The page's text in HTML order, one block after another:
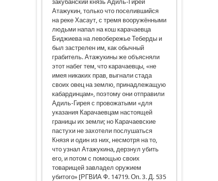
закубанский князь Адиль-Гирей
Атажукин, только что поселившийся
на реке Хасаут, с тремя вооружёнными
людьми напал на кош карачаевца
Биджиева на левобережье Теберды и
был застрелен им, как обычный
грабитель. Атажукины же объясняли
этот набег тем, что карачаевцы, «не
имея никаких прав, выгнали стада
своих овец на землю, принадлежащую
кабардинцам», поэтому они отправили
Адиль-Гирея с провожатыми «для
указания Карачаевцам настоящей
границы их земли; но Карачаевские
пастухи не захотели послушаться
Князя и один из них, несмотря на то,
что узнал Атажукина, дерзнул убить
его, и потом с помощью своих
товарищей завладел оружием
убитого» [РГВИА Ф. 14719. Оп. 3. Д. 535